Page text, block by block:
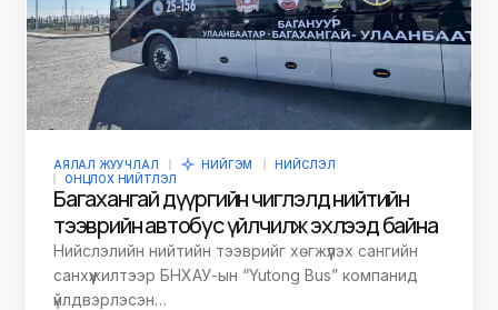
АЯЛАЛ ЖУУЧЛАЛ НИЙГЭМ
НИЙСЛЭЛ
ОНЦЛОХ НИЙТЛЭЛ
Багахангай дүүргийн чиглэлд нийтийн
тээврийн автобус үйлчилж эхлээд байна
Нийслэлийн нийтийн тээврийг хөгжүүлэх сангийн
санхүүжилтээр БНХАУ-ын “Yutong Bus” компанид
үйлдвэрлэсэн…